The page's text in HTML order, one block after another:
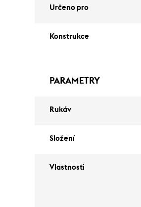
Určeno pro
Konstrukce
PARAMETRY
Rukáv
Složení
Vlastnosti